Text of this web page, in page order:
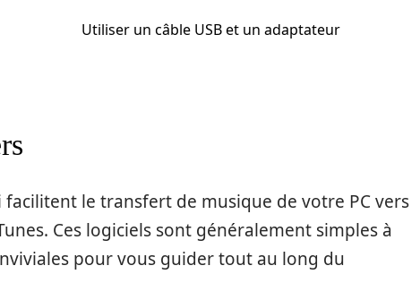
Utiliser un câble USB et un adaptateur
le transfert de musique de votre PC vers
Ces logiciels sont généralement simples à
pour vous guider tout au long du